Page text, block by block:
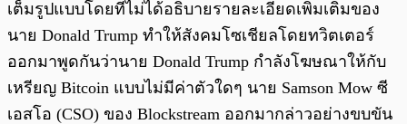
เต็มรูปแบบโดยที่ไม่ได้อธิบายรายละเอียดเพิ่มเติมของ
นาย Donald Trump ทำให้สังคมโซเชียลโดยทวิตเตอร์
ออกมาพูดกันว่านาย Donald Trump กำลังโฆษณาให้กับ
เหรียญ Bitcoin แบบไม่มีค่าตัวใดๆ นาย Samson Mow ซี
เอสโอ (CSO) ของ Blockstream ออกมากล่าวอย่างขบขัน